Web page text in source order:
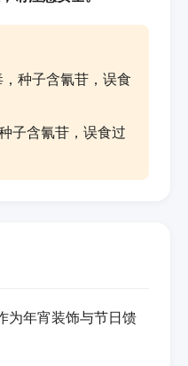
种子含氰苷，误食
子含氰苷，误食过
为年宵装饰与节日馈